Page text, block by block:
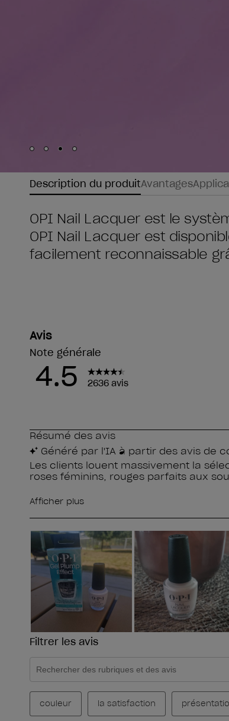
Skip to slide
Skip to slide
Skip to slide
Skip to slide
Description du produitAvantages
OPI Nail Lacquer est le
OPI Nail Lacquer est
facilement reconnaissable